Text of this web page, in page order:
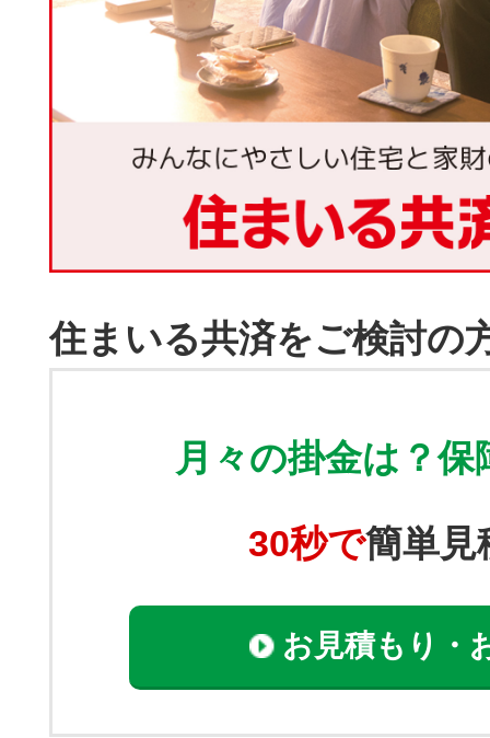
住まいる共済をご検討の
月々の掛金は？
30秒で簡単見
お見積もり・